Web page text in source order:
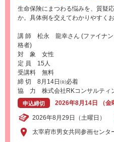
生命保険にまつわる悩みを、質疑
か。具体例を交えてわかりやすくお
講 師 松永 龍幸さん (ファイナン
格者)
対 象 女性
定 員 15人
受講料 無料
締 切 8月14日㈮必着
協 力 株式会社RKコンサルティ
申込締切 2026年8月14日 （金
2026年8月29日（土曜日）
太宰府市男女共同参画セン